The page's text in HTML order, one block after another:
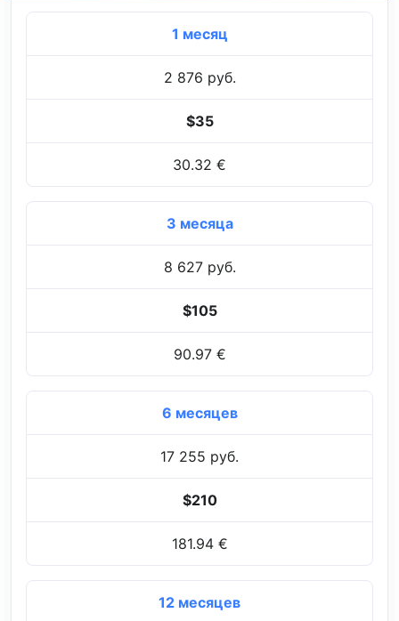
1 месяц
2 876 руб.
$35
30.32 €
3 месяца
8 627 руб.
$105
90.97 €
6 месяцев
17 255 руб.
$210
181.94 €
12 месяцев